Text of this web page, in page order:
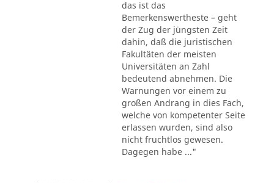
das ist das
Bemerkenswertheste – geht
der Zug der jüngsten Zeit
dahin, daß die juristischen
Fakultäten der meisten
Universitäten an Zahl
bedeutend abnehmen. Die
Warnungen vor einem zu
großen Andrang in dies Fach,
welche von kompetenter Seite
erlassen wurden, sind also
nicht fruchtlos gewesen.
Dagegen habe ..."